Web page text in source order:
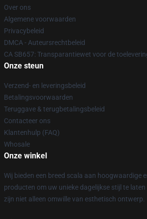
Over ons
Algemene voorwaarden
Privacybeleid
DMCA - Auteursrechtbeleid
CA SB657: Transparantiewet voor de
Onze steun
Verzend- en leveringsbeleid
Betalingsvoorwaarden
Teruggave & terugbetalingsbeleid
Contacteer ons
Klantenhulp (FAQ)
Whosale
Onze winkel
Wij bieden een breed scala aan hoogwaardige
producten om uw unieke dagelijkse stijl te
zijn niet alleen omwille van esthetisch ontwerp.